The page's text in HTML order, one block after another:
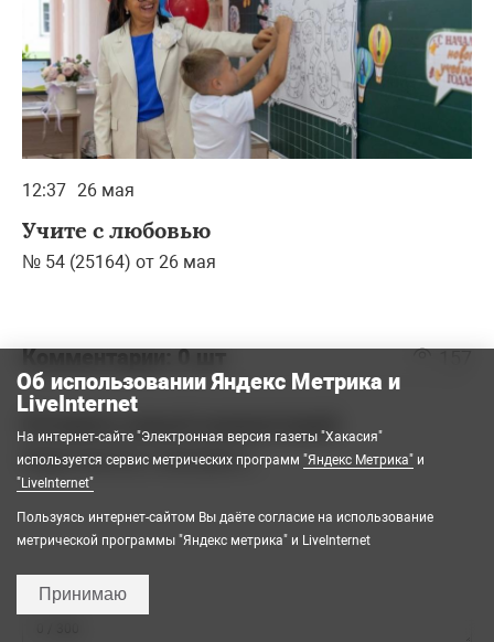
12:37 26 мая
Учите с любовью
№ 54 (25164) от 26 мая
Комментарии:0 шт
Оставить новый комментарий
Представьтесь, пожалуйста
Об использовании Яндекс Метрика и
LiveInternet
На интернет-сайте "Электронная версия газеты "Хакасия"
используется сервис метрических программ "Яндекс Метрика" и
"LiveInternet"
Пользуясь интернет-сайтом Вы даёте согласие на использование
метрической программы "Яндекс метрика" и LiveInternet
Принимаю